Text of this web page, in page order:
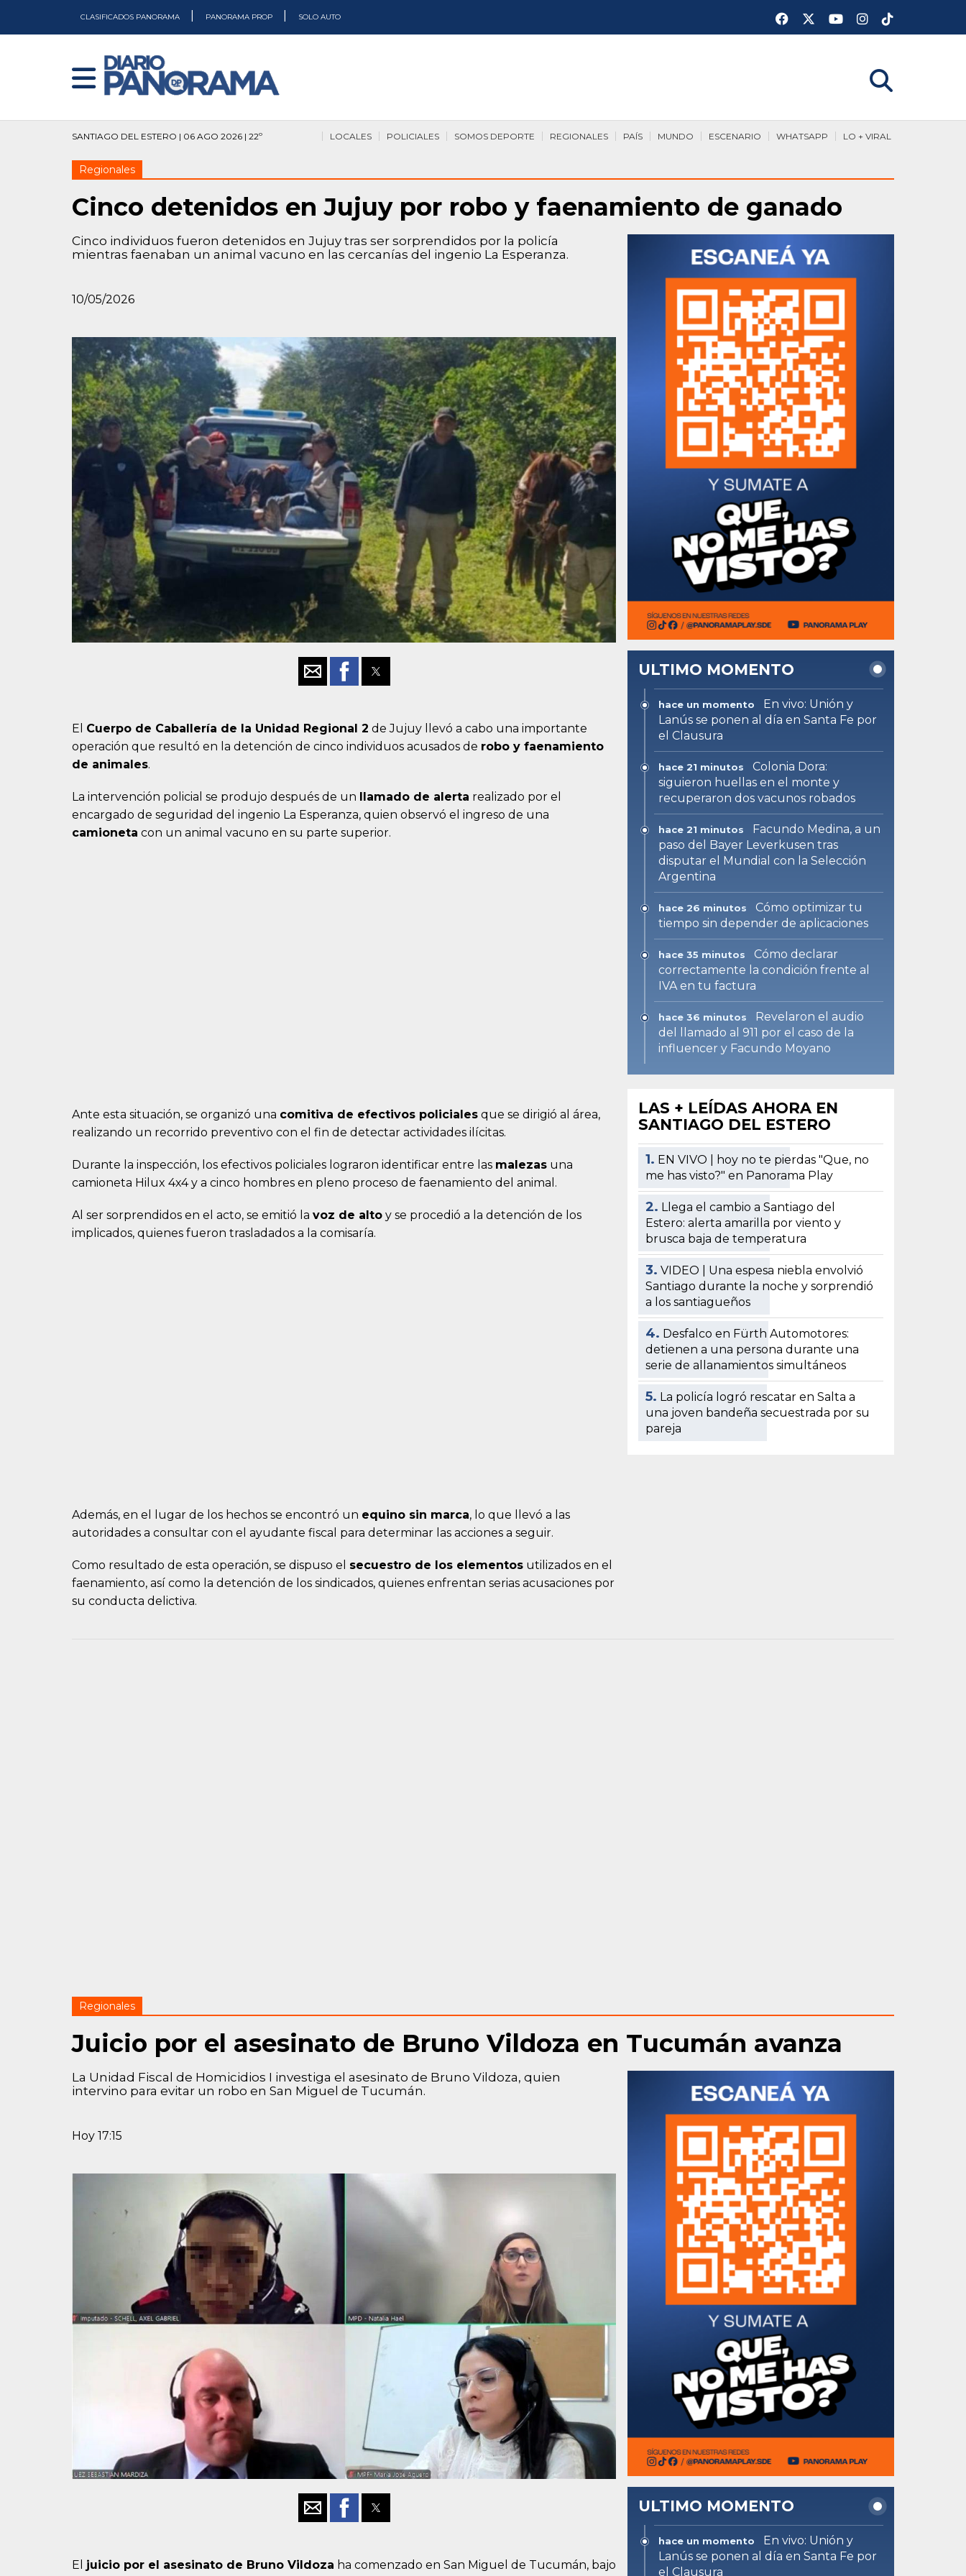
CLASIFICADOS PANORAMA PANORAMA PROP SOLO AUTO
SANTIAGO DEL ESTERO | 06 AGO 2026 | 22º LO + VIRAL
WHATSAPP
ESCENARIO
MUNDO
PAÍS
REGIONALES
SOMOS DEPORTE
POLICIALES
LOCALES
Regionales
Cinco detenidos en Jujuy por robo y faenamiento de ganado
Cinco individuos fueron detenidos en Jujuy tras ser sorprendidos por la policía
mientras faenaban un animal vacuno en las cercanías del ingenio La Esperanza.
10/05/2026
El Cuerpo de Caballería de la Unidad Regional 2 de Jujuy llevó a cabo una importante
operación que resultó en la detención de cinco individuos acusados de robo y faenamiento
de animales.
La intervención policial se produjo después de un llamado de alerta realizado por el
encargado de seguridad del ingenio La Esperanza, quien observó el ingreso de una
camioneta con un animal vacuno en su parte superior.
Ante esta situación, se organizó una comitiva de efectivos policiales que se dirigió al área,
realizando un recorrido preventivo con el fin de detectar actividades ilícitas.
Durante la inspección, los efectivos policiales lograron identificar entre las malezas una
camioneta Hilux 4x4 y a cinco hombres en pleno proceso de faenamiento del animal.
Al ser sorprendidos en el acto, se emitió la voz de alto y se procedió a la detención de los
implicados, quienes fueron trasladados a la comisaría.
Además, en el lugar de los hechos se encontró un equino sin marca, lo que llevó a las
autoridades a consultar con el ayudante fiscal para determinar las acciones a seguir.
Como resultado de esta operación, se dispuso el secuestro de los elementos utilizados en el
faenamiento, así como la detención de los sindicados, quienes enfrentan serias acusaciones por
su conducta delictiva.
ULTIMO MOMENTO
hace un momento
En vivo: Unión y
Lanús se ponen al día en Santa Fe por
el Clausura
hace 21 minutos
Colonia Dora:
siguieron huellas en el monte y
recuperaron dos vacunos robados
hace 21 minutos
Facundo Medina, a un
paso del Bayer Leverkusen tras
disputar el Mundial con la Selección
Argentina
hace 26 minutos
Cómo optimizar tu
tiempo sin depender de aplicaciones
hace 35 minutos
Cómo declarar
correctamente la condición frente al
IVA en tu factura
hace 36 minutos
Revelaron el audio
del llamado al 911 por el caso de la
influencer y Facundo Moyano
LAS + LEÍDAS AHORA EN
SANTIAGO DEL ESTERO
1. EN VIVO | hoy no te pierdas "Que, no
me has visto?" en Panorama Play
2. Llega el cambio a Santiago del
Estero: alerta amarilla por viento y
brusca baja de temperatura
3. VIDEO | Una espesa niebla envolvió
Santiago durante la noche y sorprendió
a los santiagueños
4. Desfalco en Fürth Automotores:
detienen a una persona durante una
serie de allanamientos simultáneos
5. La policía logró rescatar en Salta a
una joven bandeña secuestrada por su
pareja